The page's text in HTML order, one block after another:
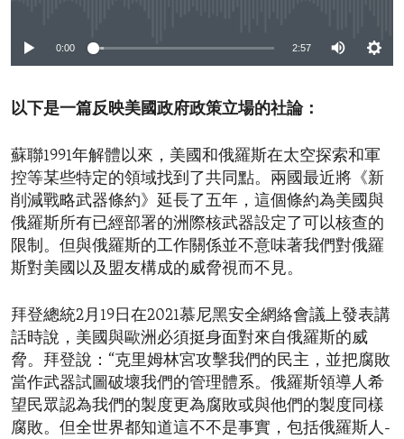
0:00 2:57
以下是一篇反映美國政府政策立場的社論：
蘇聯1991年解體以來，美國和俄羅斯在太空探索和軍
控等某些特定的領域找到了共同點。兩國最近將《新
削減戰略武器條約》延長了五年，這個條約為美國與
俄羅斯所有已經部署的洲際核武器設定了可以核查的
限制。但與俄羅斯的工作關係並不意味著我們對俄羅
斯對美國以及盟友構成的威脅視而不見。
拜登總統2月19日在2021慕尼黑安全網絡會議上發表講
話時說，美國與歐洲必須挺身面對來自俄羅斯的威
脅。拜登說：“克里姆林宮攻擊我們的民主，並把腐敗
當作武器試圖破壞我們的管理體系。俄羅斯領導人希
望民眾認為我們的製度更為腐敗或與他們的製度同樣
腐敗。但全世界都知道這不不是事實，包括俄羅斯人-